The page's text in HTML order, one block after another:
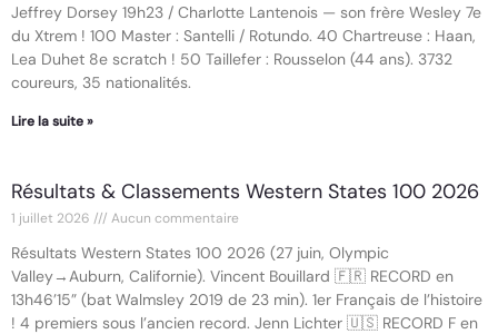
Jeffrey Dorsey 19h23 / Charlotte Lantenois — son frère Wesley 7e
du Xtrem ! 100 Master : Santelli / Rotundo. 40 Chartreuse : Haan,
Lea Duhet 8e scratch ! 50 Taillefer : Rousselon (44 ans). 3732
coureurs, 35 nationalités.
Lire la suite »
Résultats & Classements Western States 100 2026
1 juillet 2026 Aucun commentaire
Résultats Western States 100 2026 (27 juin, Olympic
Valley→Auburn, Californie). Vincent Bouillard 🇫🇷 RECORD en
13h46’15” (bat Walmsley 2019 de 23 min). 1er Français de l’histoire
! 4 premiers sous l’ancien record. Jenn Lichter 🇺🇸 RECORD F en